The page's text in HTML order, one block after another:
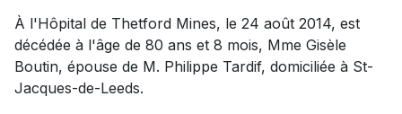
À l'Hôpital de Thetford Mines, le 24 août 2014, est
décédée à l'âge de 80 ans et 8 mois, Mme Gisèle
Boutin, épouse de M. Philippe Tardif, domiciliée à St-
Jacques-de-Leeds.